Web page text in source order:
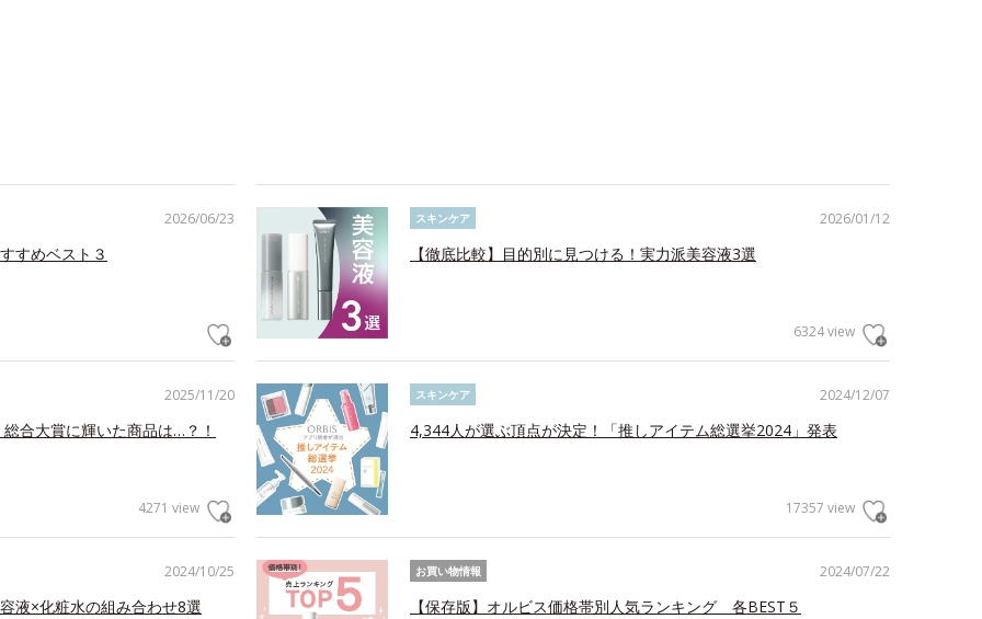
2026/06/23
すめベスト３
2026/01/12
スキンケア
【徹底比較】目的別に見つける！実力派美容液3選
6324 view
2025/11/20
合大賞に輝いた商品は…？！
4271 view
2024/12/07
スキンケア
4,344人が選ぶ頂点が決定！「推しアイテム総選挙2024」発表
17357 view
2024/10/25
液×化粧水の組み合わせ8選
2024/07/22
お買い物情報
【保存版】オルビス価格帯別人気ランキング 各BEST５